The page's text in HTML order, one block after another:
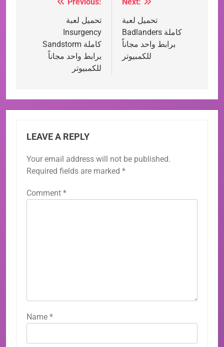
navigationتحميل لعبة
Insurgency
Sandstorm كاملة
برابط واحد مجاناً
للكمبيوتر
تحميل لعبة
Badlanders كاملة
برابط واحد مجاناً
للكمبيوتر
LEAVE A REPLY
Your email address will not be published.
Required fields are marked *
Comment *
Name *